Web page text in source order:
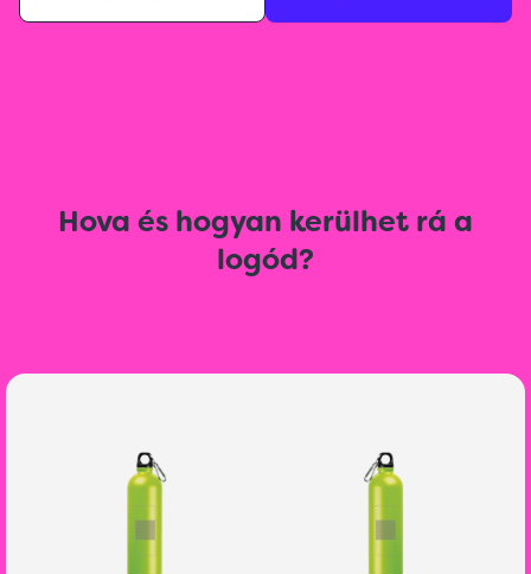
Hova és hogyan kerülhet rá a
logód?